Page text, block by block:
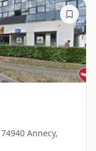
Annecy,